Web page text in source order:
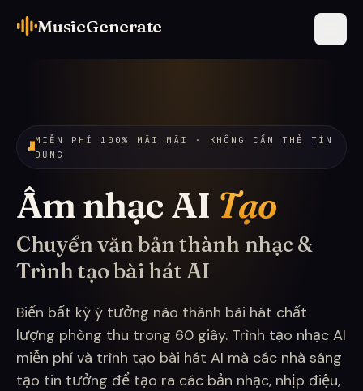
MusicGenerate
MIỄN PHÍ 100% MÃI MÃI · KHÔNG CẦN THẺ TÍN
DỤNG
Âm nhạc AI Tạo
Chuyển văn bản thành nhạc &
Trình tạo bài hát AI
Biến bất kỳ ý tưởng nào thành bài hát chất
lượng phòng thu trong 60 giây. Trình tạo nhạc AI
miễn phí và trình tạo bài hát AI mà các nhà sáng
tạo tin tưởng để tạo ra các bản nhạc, nhịp điệu,